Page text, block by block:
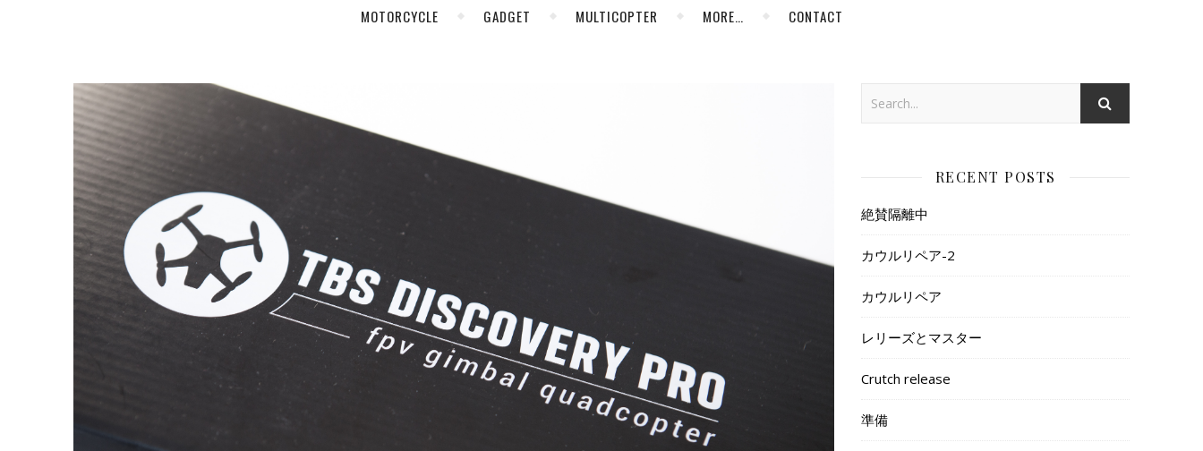
MOTORCYCLE GADGET MULTICOPTER MORE… CONTACT
RECENT POSTS
絶賛隔離中
カウルリペア-2
カウルリペア
レリーズとマスター
Crutch release
準備